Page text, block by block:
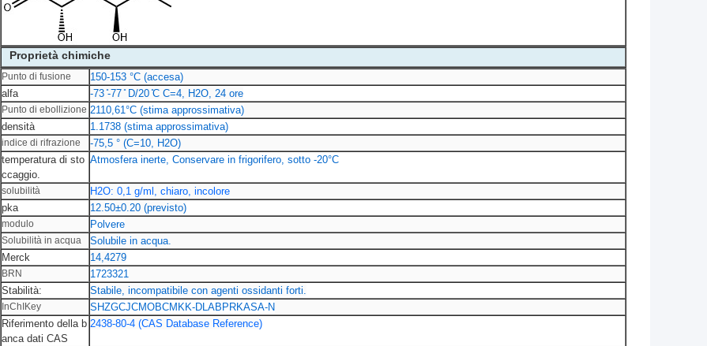
Proprietà chimiche
Punto di fusione
150-153 °C (accesa)
alfa
-73 ̊-77 ̊ D/20 ̊C C=4, H2O, 24 ore
Punto di ebollizione 2110,61°C (stima approssimativa)
densità
1.1738 (stima approssimativa)
indice di rifrazione
-75,5 ° (C=10, H2O)
temperatura di sto
ccaggio.
Atmosfera inerte, Conservare in frigorifero, sotto -20°C
solubilità
H2O: 0,1 g/ml, chiaro, incolore
pka
12.50±0.20 (previsto)
modulo Polvere
Solubilità in acqua
Solubile in acqua.
Merck
14,4279
BRN
1723321
Stabilità:
Stabile, incompatibile con agenti ossidanti forti.
InChIKey
SHZGCJCMOBCMKK-DLABPRKASA-N
Riferimento della b
anca dati CAS
2438-80-4 (CAS Database Reference)